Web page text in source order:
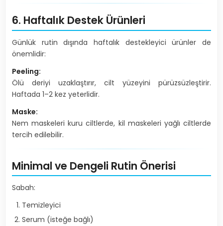
6. Haftalık Destek Ürünleri
Günlük rutin dışında haftalık destekleyici ürünler de
önemlidir:
Peeling:
Ölü deriyi uzaklaştırır, cilt yüzeyini pürüzsüzleştirir.
Haftada 1–2 kez yeterlidir.
Maske:
Nem maskeleri kuru ciltlerde, kil maskeleri yağlı ciltlerde
tercih edilebilir.
Minimal ve Dengeli Rutin Önerisi
Sabah:
Temizleyici
Serum (isteğe bağlı)